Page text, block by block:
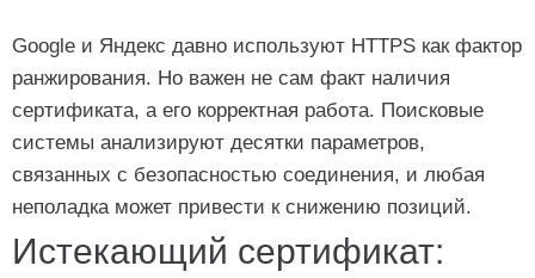
Google и Яндекс давно используют HTTPS как фактор
ранжирования. Но важен не сам факт наличия
сертификата, а его корректная работа. Поисковые
системы анализируют десятки параметров,
связанных с безопасностью соединения, и любая
неполадка может привести к снижению позиций.
Истекающий сертификат: